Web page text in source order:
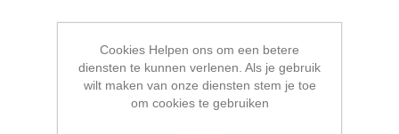
20251230 VIK
voetmassagebad BuSO
Cookies Helpen ons om een betere
diensten te kunnen verlenen. Als je gebruik
wilt maken van onze diensten stem je toe
om cookies te gebruiken